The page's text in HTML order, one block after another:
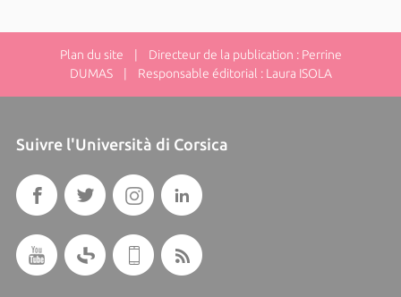
Plan du site | Directeur de la publication : Perrine
DUMAS | Responsable éditorial : Laura ISOLA
Suivre l'Università di Corsica